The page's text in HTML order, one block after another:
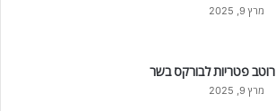
מרץ 9, 2025
רוטב פטריות לבורקס בשר
מרץ 9, 2025